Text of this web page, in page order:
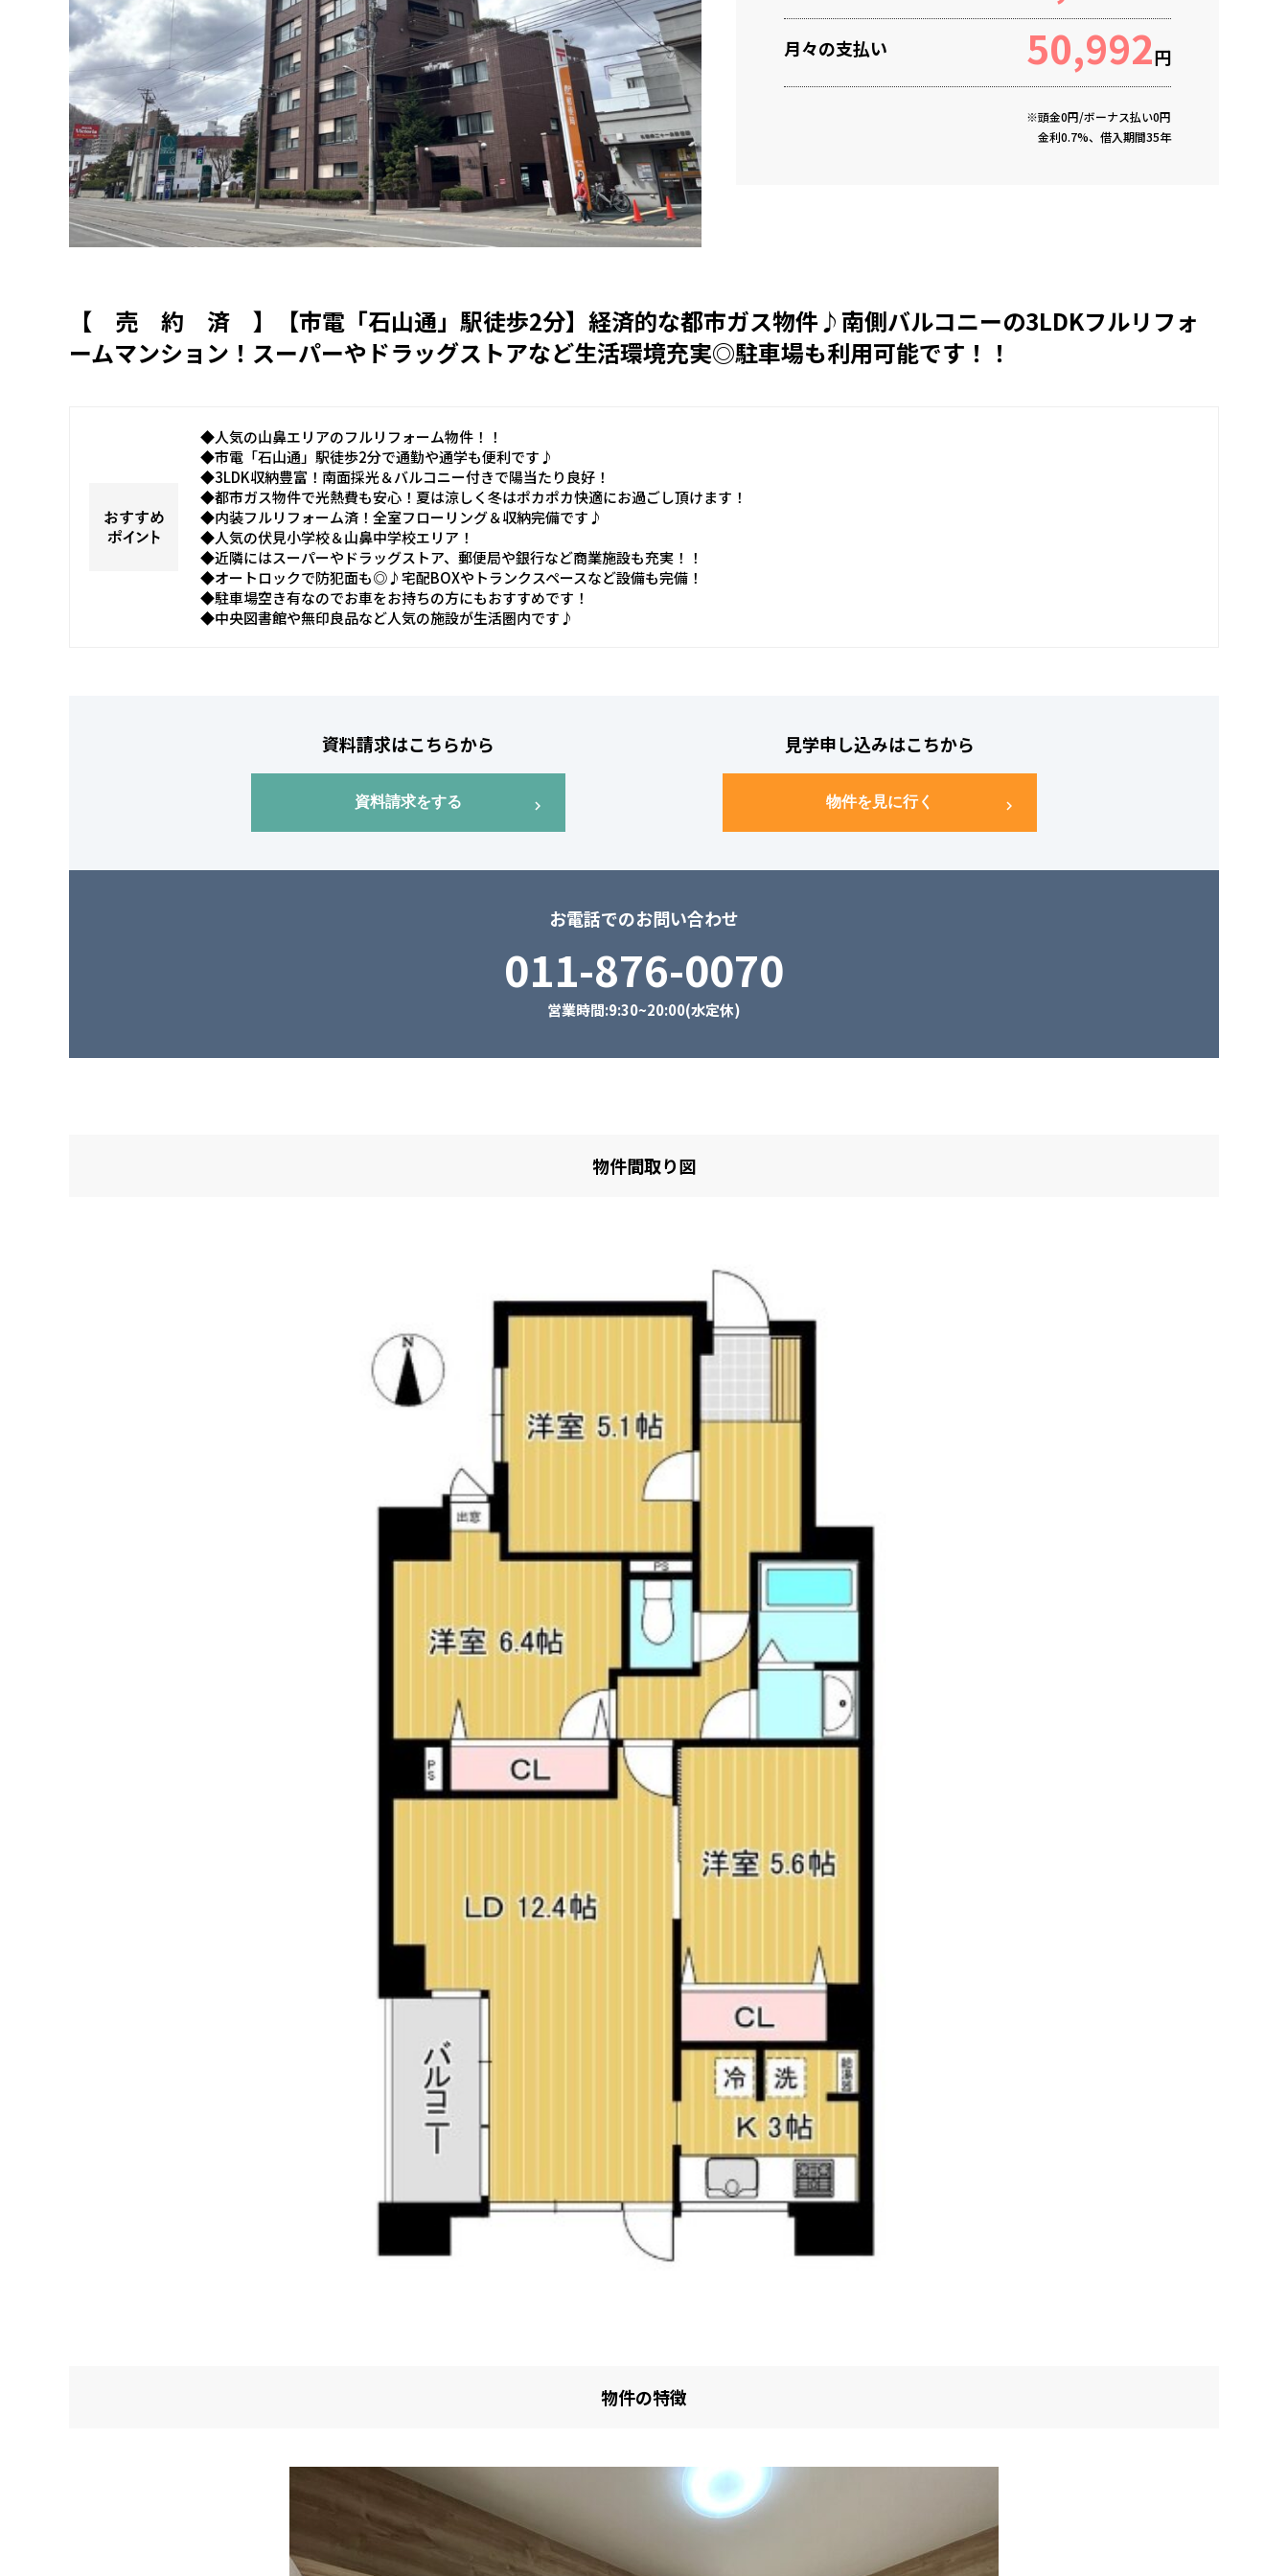
月々の支払い 50,992円
※頭金0円/ボーナス払い0円
金利0.7%、借入期間35年
【 売 約 済 】【市電「石山通」駅徒歩2分】経済的な都市ガス物件♪南側バルコニーの3LDKフルリフォ
ームマンション！スーパーやドラッグストアなど生活環境充実◎駐車場も利用可能です！！
◆人気の山鼻エリアのフルリフォーム物件！！
◆市電「石山通」駅徒歩2分で通勤や通学も便利です♪
◆3LDK収納豊富！南面採光＆バルコニー付きで陽当たり良好！
◆都市ガス物件で光熱費も安心！夏は涼しく冬はポカポカ快適にお過ごし頂けます！
◆内装フルリフォーム済！全室フローリング＆収納完備です♪
◆人気の伏見小学校＆山鼻中学校エリア！
◆近隣にはスーパーやドラッグストア、郵便局や銀行など商業施設も充実！！
◆オートロックで防犯面も◎♪宅配BOXやトランクスペースなど設備も完備！
◆駐車場空き有なのでお車をお持ちの方にもおすすめです！
◆中央図書館や無印良品など人気の施設が生活圏内です♪
資料請求はこちらから
資料請求をする chevron_right
見学申し込みはこちから
物件を見に行く chevron_right
お電話でのお問い合わせ
011-876-0070
営業時間:9:30~20:00(水定休)
物件間取り図
物件の特徴